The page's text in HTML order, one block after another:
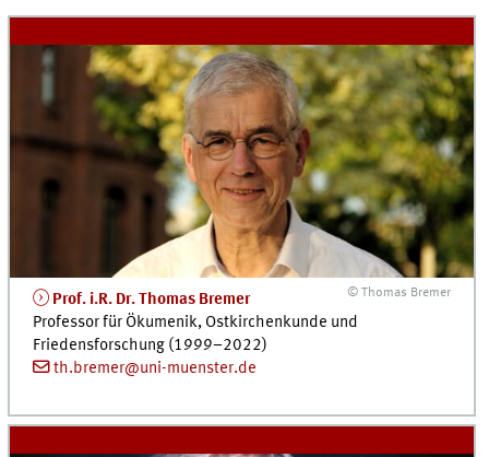
© Thomas Bremer
Prof. i.R. Dr.Thomas Bremer
Professor für Ökumenik, Ostkirchenkunde und
Friedensforschung (1999–2022)
th.bremer@uni-muenster.de